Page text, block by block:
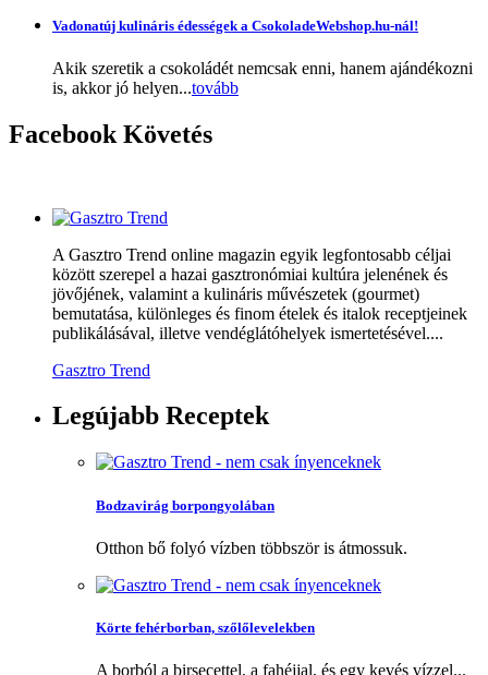
Vadonatúj kulináris édességek a CsokoladeWebshop.hu-nál!
Akik szeretik a csokoládét nemcsak enni, hanem ajándékozni
is, akkor jó helyen...tovább
Facebook Követés
A Gasztro Trend online magazin egyik legfontosabb céljai
között szerepel a hazai gasztronómiai kultúra jelenének és
jövőjének, valamint a kulináris művészetek (gourmet)
bemutatása, különleges és finom ételek és italok receptjeinek
publikálásával, illetve vendéglátóhelyek ismertetésével....
Gasztro Trend
Legújabb Receptek
Bodzavirág borpongyolában
Otthon bő folyó vízben többször is átmossuk.
Körte fehérborban, szőlőlevelekben
A borból a birsecettel, a fahéjjal, és egy kevés vízzel...